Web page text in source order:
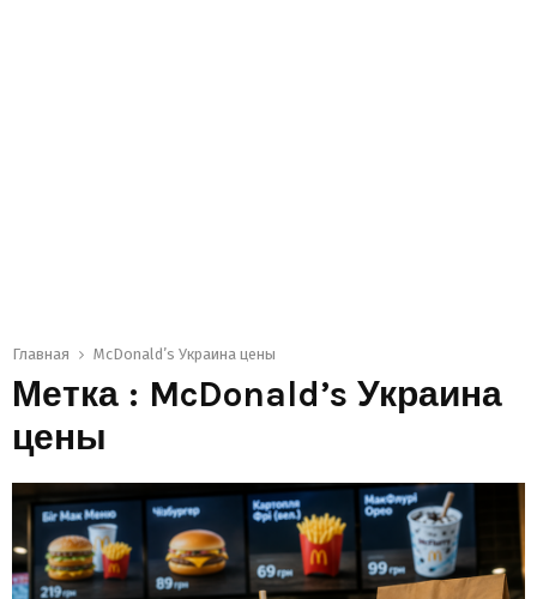
Главная McDonald’s Украина цены
Метка : McDonald’s Украина
цены